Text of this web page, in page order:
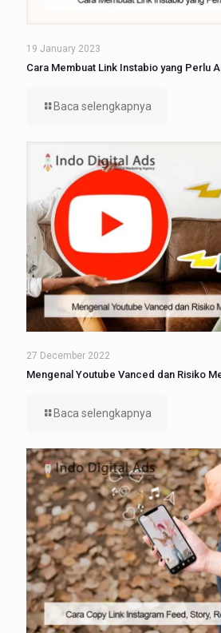
19 January 2023
Cara Membuat Link Instabio yang Perlu
Baca selengkapnya
27 December 2022
Mengenal Youtube Vanced dan Risiko
Baca selengkapnya